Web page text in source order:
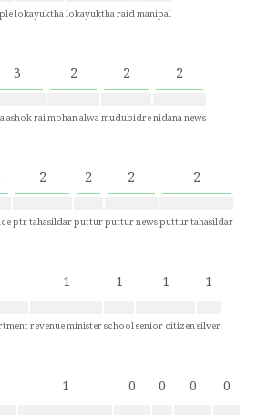
lokayukthalokayuktha raidmanipal
3
ashok rai
2
mohan alwa
2
mudubidre
2
nidana news
2
ptr tahasildar
2
puttur
2
puttur news
2
puttur tahasildar
1
revenue minister
1
school
1
senior citizen
1
silver
1 0 0 0 0